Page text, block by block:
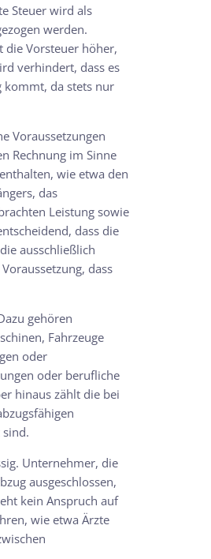
Steuer wird als
werden.
die Vorsteuer höher,
verhindert, dass es
kommt, da stets nur
Voraussetzungen
Rechnung im Sinne
wie etwa den
das
Leistung sowie
dass die
ausschließlich
dass
gehören
Fahrzeuge
oder
oder berufliche
hinaus zählt die bei
Unternehmer, die
ausgeschlossen,
kein Anspruch auf
wie etwa Ärzte